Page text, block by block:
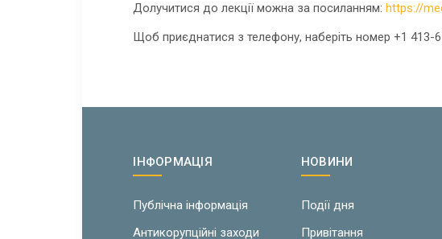
Долучитися до лекції можна за посиланням:https://
Щоб приєднатися з телефону, наберіть номер +1 413-
ІНФОРМАЦІЯ
Публічна інформація
Антикорупційні заходи
НОВИНИ
Події дня
Привітання